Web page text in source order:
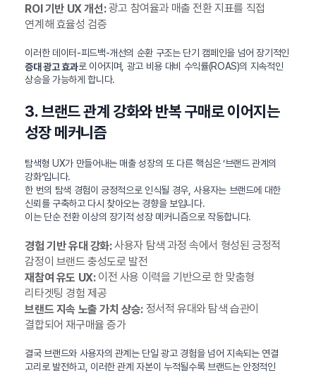
ROI 기반 UX 개선:광고 참여율과 매출 전환 지표를 직접
연계해 효율성 검증
이러한 데이터-피드백-개선의 순환 구조는 단기 캠페인을 넘어 장기적인
증대 광고 효과로 이어지며, 광고 비용 대비 수익률(ROAS)의 지속적인
상승을 가능하게 합니다.
3. 브랜드 관계 강화와 반복 구매로 이어지는
성장 메커니즘
탐색형 UX가 만들어내는 매출 성장의 또 다른 핵심은 ‘브랜드 관계의
강화’입니다.
한 번의 탐색 경험이 긍정적으로 인식될 경우, 사용자는 브랜드에 대한
신뢰를 구축하고 다시 찾아오는 경향을 보입니다.
이는 단순 전환 이상의 장기적 성장 메커니즘으로 작동합니다.
경험 기반 유대 강화:사용자 탐색 과정 속에서 형성된 긍정적
감정이 브랜드 충성도로 발전
재참여 유도 UX:이전 사용 이력을 기반으로 한 맞춤형
리타겟팅 경험 제공
브랜드 지속 노출 가치 상승:정서적 유대와 탐색 습관이
결합되어 재구매율 증가
결국 브랜드와 사용자의 관계는 단일 광고 경험을 넘어 지속되는 연결
고리로 발전하고, 이러한 관계 자본이 누적될수록 브랜드는 안정적인